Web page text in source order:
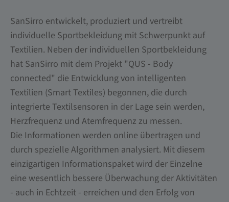
SanSirro entwickelt, produziert und vertreibt
individuelle Sportbekleidung mit Schwerpunkt auf
Textilien. Neben der individuellen Sportbekleidung
hat SanSirro mit dem Projekt "QUS - Body
connected" die Entwicklung von intelligenten
Textilien (Smart Textiles) begonnen, die durch
integrierte Textilsensoren in der Lage sein werden,
Herzfrequenz und Atemfrequenz zu messen.
Die Informationen werden online übertragen und
durch spezielle Algorithmen analysiert. Mit diesem
einzigartigen Informationspaket wird der Einzelne
eine wesentlich bessere Überwachung der Aktivitäten
- auch in Echtzeit - erreichen und den Erfolg von